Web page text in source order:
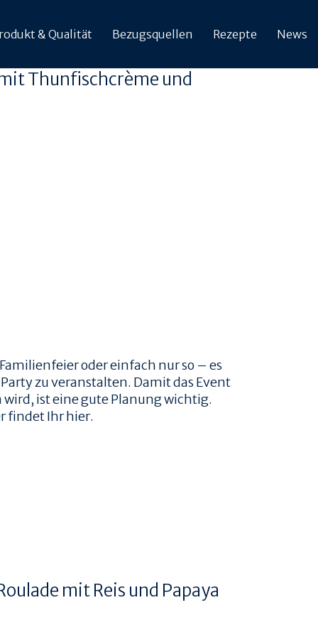
& Qualität Bezugsquellen Rezepte News
Thunfischcrème und
oder einfach nur so – es
zu veranstalten. Damit das Event
ist eine gute Planung wichtig.
findet Ihr hier.
mit Reis und Papaya